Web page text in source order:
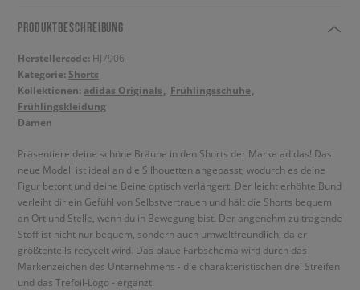
PRODUKTBESCHREIBUNG
Herstellercode: HJ7906
Kategorie: Shorts
Kollektionen: adidas Originals
Frühlingsschuhe
Frühlingskleidung
Damen
Präsentiere deine schöne Bräune in den Shorts der Marke adidas! Das
neue Modell ist ideal an die Silhouetten angepasst, wodurch es deine
Figur betont und deine Beine optisch verlängert. Der leicht erhöhte Bund
verleiht dir ein Gefühl von Selbstvertrauen und hält die Shorts bequem
an Ort und Stelle, wenn du in Bewegung bist. Der angenehm zu tragende
Stoff ist nicht nur bequem, sondern auch umweltfreundlich, da er
größtenteils recycelt wird. Das blaue Farbschema wird durch das
Markenzeichen des Unternehmens - die charakteristischen drei Streifen
und das Trefoil-Logo - ergänzt.